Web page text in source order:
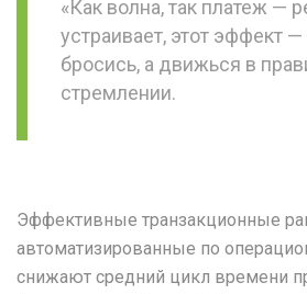
«Как волна, так платеж —
устраивает, этот эффект —
бросись, а движься в
стремлении.
Эффективные транзакционные
автоматизированные по
снижают средний цикл времени